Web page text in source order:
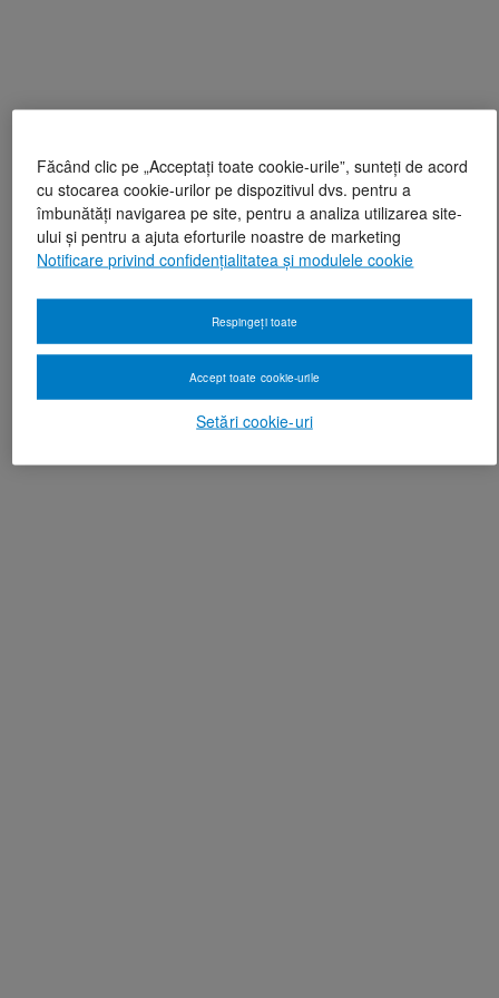
Făcând clic pe „Acceptați toate cookie-urile”, sunteți de acord
cu stocarea cookie-urilor pe dispozitivul dvs. pentru a
îmbunătăți navigarea pe site, pentru a analiza utilizarea site-
ului și pentru a ajuta eforturile noastre de marketing
Notificare privind confidențialitatea și modulele cookie
Setări cookie-uri
Respingeți toate
Accept toate cookie-urile